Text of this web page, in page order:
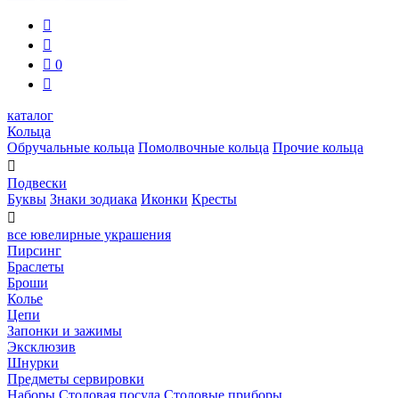


 0

каталог
Кольца
Обручальные кольца Помолвочные кольца Прочие кольца

Подвески
Буквы Знаки зодиака Иконки Кресты

все ювелирные украшения
Пирсинг
Браслеты
Броши
Колье
Цепи
Запонки и зажимы
Эксклюзив
Шнурки
Предметы сервировки
Наборы Столовая посуда Столовые приборы